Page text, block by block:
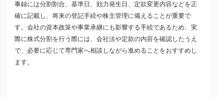
事録には分割割合、基準日、効力発生日、定款変更内容などを正
確に記載し、将来の登記手続や株主管理に備えることが重要で
す。会社の資本政策や事業承継にも影響する手続であるため、実
際に株式分割を行う際には、会社法や定款の内容を確認したうえ
で、必要に応じて専門家へ相談しながら進めることをおすすめし
ます。